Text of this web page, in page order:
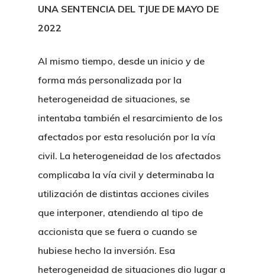
UNA SENTENCIA DEL TJUE DE MAYO DE
2022
Al mismo tiempo, desde un inicio y de
forma más personalizada por la
heterogeneidad de situaciones, se
intentaba también el resarcimiento de los
afectados por esta resolución por la vía
civil. La heterogeneidad de los afectados
complicaba la vía civil y determinaba la
utilización de distintas acciones civiles
que interponer, atendiendo al tipo de
accionista que se fuera o cuando se
hubiese hecho la inversión. Esa
heterogeneidad de situaciones dio lugar a